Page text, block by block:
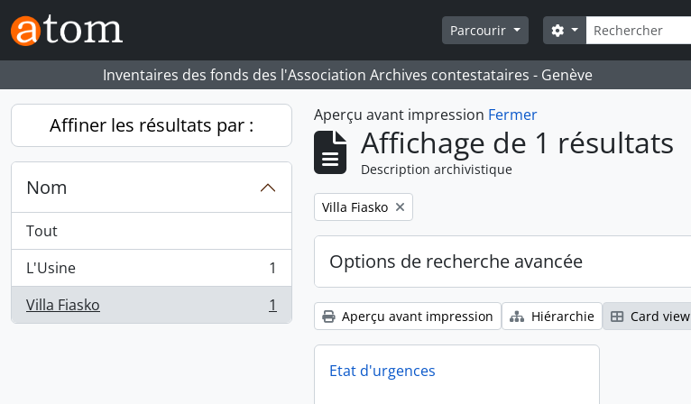
Skip to main content
Parcourir
Rechercher
Search options
Inventaires des fonds des l'Association Archives contestataires - Genève
Affiner les résultats par :
Nom
Tout
L'Usine
, 1 résultats
1
Villa Fiasko
, 1 résultats 1
Aperçu avant impression Fermer
Affichage de 1 résultats
Description archivistique
Remove filter:
Villa Fiasko
Options de recherche avancée
Aperçu avant impression Hiérarchie Card view
Etat d'urgences